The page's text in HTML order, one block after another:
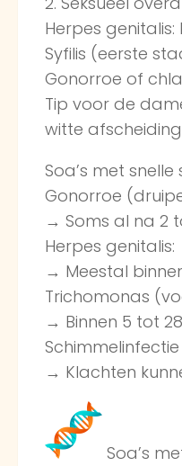
Herpes
Syfilis (eerste
Gonorroe of
Tip voor de
witte
Soa’s met
Gonorroe
→ Soms al na 2
Herpes genitalis:
→ Meestal
Trichomonas
→ Binnen 5 tot
→ Klachten
Soa’s